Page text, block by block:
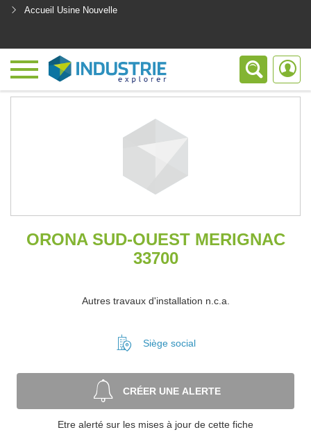
Accueil Usine Nouvelle
ORONA SUD-OUEST MERIGNAC
33700
Autres travaux d'installation n.c.a.
Siège social
CRÉER UNE ALERTE
Etre alerté sur les mises à jour de cette fiche